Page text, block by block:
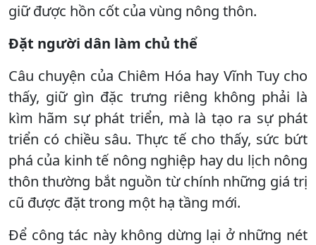
giữ được hồn cốt của vùng nông thôn.
Đặt người dân làm chủ thể
Câu chuyện của Chiêm Hóa hay Vĩnh Tuy cho
thấy, giữ gìn đặc trưng riêng không phải là
kìm hãm sự phát triển, mà là tạo ra sự phát
triển có chiều sâu. Thực tế cho thấy, sức bứt
phá của kinh tế nông nghiệp hay du lịch nông
thôn thường bắt nguồn từ chính những giá trị
cũ được đặt trong một hạ tầng mới.
Để công tác này không dừng lại ở những nét